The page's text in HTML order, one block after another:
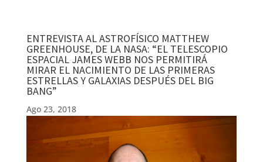
ENTREVISTA AL ASTROFÍSICO MATTHEW
GREENHOUSE, DE LA NASA: “EL TELESCOPIO
ESPACIAL JAMES WEBB NOS PERMITIRÁ
MIRAR EL NACIMIENTO DE LAS PRIMERAS
ESTRELLAS Y GALAXIAS DESPUÉS DEL BIG
BANG”
Ago 23, 2018